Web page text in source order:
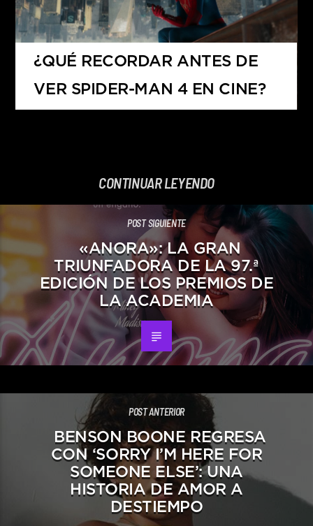
¿QUÉ RECORDAR ANTES DE
VER SPIDER-MAN 4 EN CINE?
CONTINUAR LEYENDO
POST SIGUIENTE
«ANORA»: LA GRAN
TRIUNFADORA DE LA 97.ª
EDICIÓN DE LOS PREMIOS DE
LA ACADEMIA
POST ANTERIOR
BENSON BOONE REGRESA
CON ‘SORRY I’M HERE FOR
SOMEONE ELSE’: UNA
HISTORIA DE AMOR A
DESTIEMPO